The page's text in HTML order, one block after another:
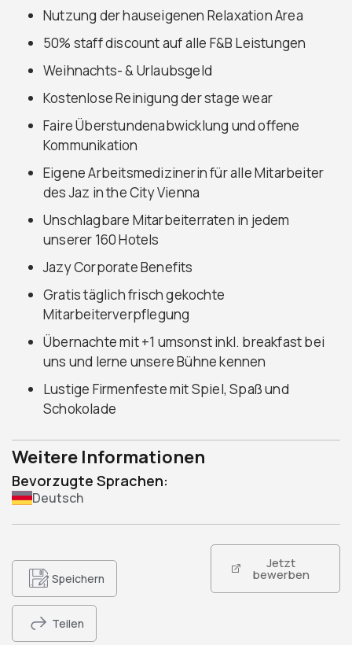
Nutzung der hauseigenen Relaxation Area
50% staff discount auf alle F&B Leistungen
Weihnachts- & Urlaubsgeld
Kostenlose Reinigung der stage wear
Faire Überstundenabwicklung und offene
Kommunikation
Eigene Arbeitsmedizinerin für alle Mitarbeiter
des Jaz in the City Vienna
Unschlagbare Mitarbeiterraten in jedem
unserer 160 Hotels
Jazy Corporate Benefits
Gratis täglich frisch gekochte
Mitarbeiterverpflegung
Übernachte mit +1 umsonst inkl. breakfast bei
uns und lerne unsere Bühne kennen
Lustige Firmenfeste mit Spiel, Spaß und
Schokolade
Weitere Informationen
Bevorzugte Sprachen:
Deutsch
Speichern
Teilen
Jetzt
bewerben